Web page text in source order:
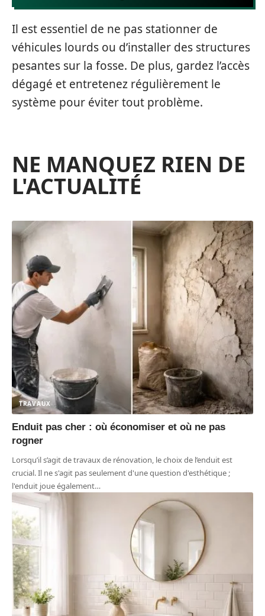
Il est essentiel de ne pas stationner de
véhicules lourds ou d’installer des structures
pesantes sur la fosse. De plus, gardez l’accès
dégagé et entretenez régulièrement le
système pour éviter tout problème.
NE MANQUEZ RIEN DE
L'ACTUALITÉ
TRAVAUX
Enduit pas cher : où économiser et où ne pas
rogner
Lorsqu’il s’agit de travaux de rénovation, le choix de l’enduit est
crucial. Il ne s'agit pas seulement d'une question d'esthétique ;
l'enduit joue également…